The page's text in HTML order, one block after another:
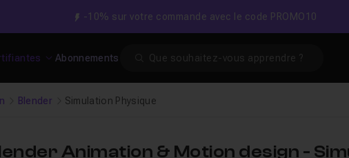
-10% sur votre commande avec le code PROMO10
Abonnements
Blender Simulation Physique
Animation & Motion design -